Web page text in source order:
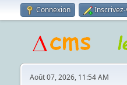
Connexion
Août 07, 2026, 11:54 AM